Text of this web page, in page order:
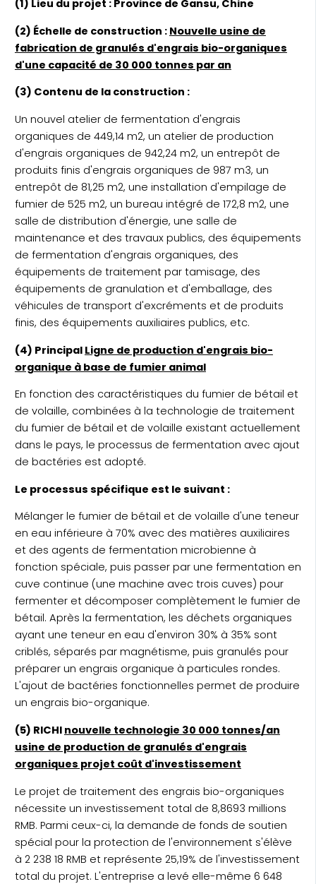
(1) Lieu du projet : Province de Gansu, Chine
(2) Échelle de construction : Nouvelle usine de
fabrication de granulés d'engrais bio-organiques
d'une capacité de 30 000 tonnes par an
(3) Contenu de la construction :
Un nouvel atelier de fermentation d'engrais
organiques de 449,14 m2, un atelier de production
d'engrais organiques de 942,24 m2, un entrepôt de
produits finis d'engrais organiques de 987 m3, un
entrepôt de 81,25 m2, une installation d'empilage de
fumier de 525 m2, un bureau intégré de 172,8 m2, une
salle de distribution d'énergie, une salle de
maintenance et des travaux publics, des équipements
de fermentation d'engrais organiques, des
équipements de traitement par tamisage, des
équipements de granulation et d'emballage, des
véhicules de transport d'excréments et de produits
finis, des équipements auxiliaires publics, etc.
(4) Principal Ligne de production d'engrais bio-
organique à base de fumier animal
En fonction des caractéristiques du fumier de bétail et
de volaille, combinées à la technologie de traitement
du fumier de bétail et de volaille existant actuellement
dans le pays, le processus de fermentation avec ajout
de bactéries est adopté.
Le processus spécifique est le suivant :
Mélanger le fumier de bétail et de volaille d'une teneur
en eau inférieure à 70% avec des matières auxiliaires
et des agents de fermentation microbienne à
fonction spéciale, puis passer par une fermentation en
cuve continue (une machine avec trois cuves) pour
fermenter et décomposer complètement le fumier de
bétail. Après la fermentation, les déchets organiques
ayant une teneur en eau d'environ 30% à 35% sont
criblés, séparés par magnétisme, puis granulés pour
préparer un engrais organique à particules rondes.
L'ajout de bactéries fonctionnelles permet de produire
un engrais bio-organique.
(5) RICHI nouvelle technologie 30 000 tonnes/an
usine de production de granulés d'engrais
organiques projet coût d'investissement
Le projet de traitement des engrais bio-organiques
nécessite un investissement total de 8,8693 millions
RMB. Parmi ceux-ci, la demande de fonds de soutien
spécial pour la protection de l'environnement s'élève
à 2 238 18 RMB et représente 25,19% de l'investissement
total du projet. L'entreprise a levé elle-même 6 648